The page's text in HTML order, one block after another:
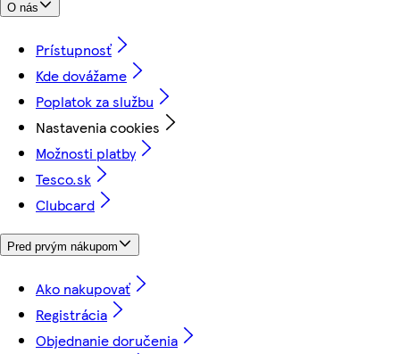
O nás
Prístupnosť
Kde dovážame
Poplatok za službu
Nastavenia cookies
Možnosti platby
Tesco.sk
Clubcard
Pred prvým nákupom
Ako nakupovať
Registrácia
Objednanie doručenia